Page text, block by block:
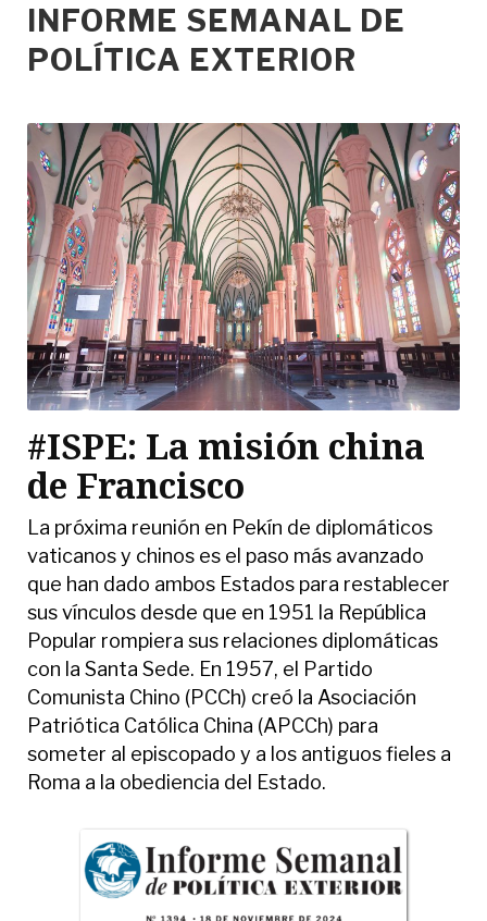
INFORME SEMANAL DE
POLÍTICA EXTERIOR
#ISPE: La misión china
de Francisco
La próxima reunión en Pekín de diplomáticos
vaticanos y chinos es el paso más avanzado
que han dado ambos Estados para restablecer
sus vínculos desde que en 1951 la República
Popular rompiera sus relaciones diplomáticas
con la Santa Sede. En 1957, el Partido
Comunista Chino (PCCh) creó la Asociación
Patriótica Católica China (APCCh) para
someter al episcopado y a los antiguos fieles a
Roma a la obediencia del Estado.